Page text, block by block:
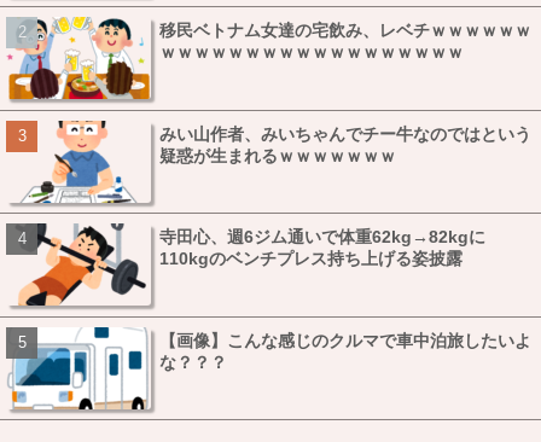
移民ベトナム女達の宅飲み、レベチｗｗｗｗｗｗ
ｗｗｗｗｗｗｗｗｗｗｗｗｗｗｗｗｗｗ
みい山作者、みいちゃんでチー牛なのではという
疑惑が生まれるｗｗｗｗｗｗｗ
寺田心、週6ジム通いで体重62kg→82kgに
110kgのベンチプレス持ち上げる姿披露
【画像】こんな感じのクルマで車中泊旅したいよ
な？？？